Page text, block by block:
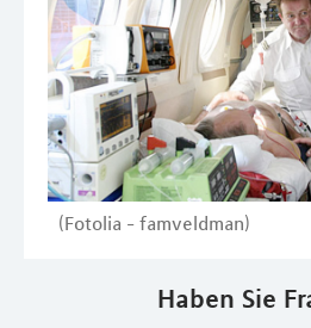
(Fotolia - famveldman)
Haben Sie